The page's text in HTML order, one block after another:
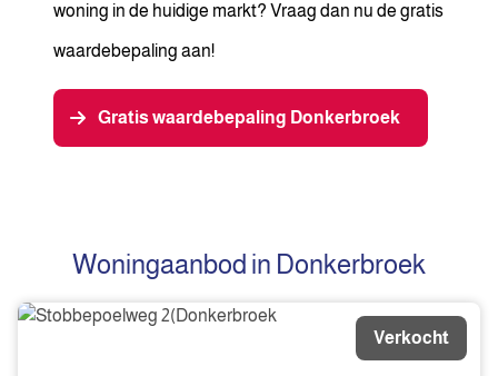
woning in de huidige markt? Vraag dan nu de gratis
waardebepaling aan!
Gratis waardebepaling Donkerbroek
Woningaanbod in Donkerbroek
Verkocht